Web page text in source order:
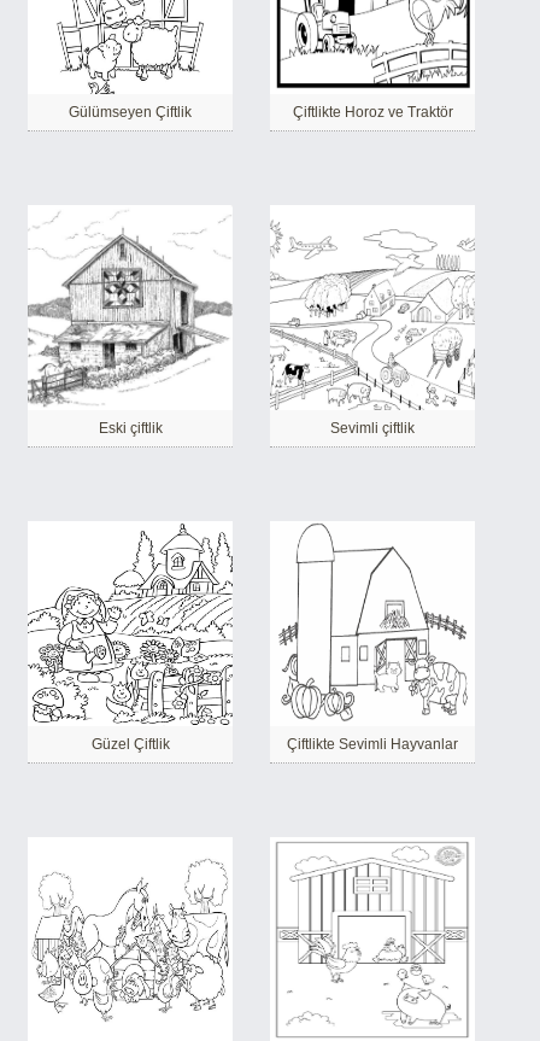
Gülümseyen Çiftlik Çiftlikte Horoz ve Traktör
Eski çiftlik Sevimli çiftlik
Güzel Çiftlik Çiftlikte Sevimli Hayvanlar